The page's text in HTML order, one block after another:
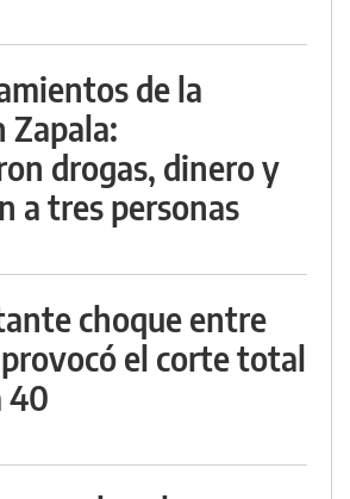
de la
Zapala:
drogas, dinero y
a tres personas
choque entre
el corte total
40